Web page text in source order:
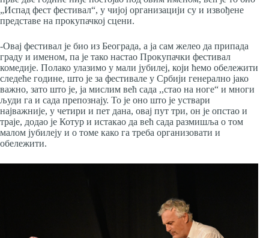
„Испад фест фестивал“, у чијој организацији су и извођене
представе на прокупачкој сцени.
-Овај фестивал је био из Београда, а ја сам желео да припада
граду и именом, па је тако настао Прокупачки фестивал
комедије. Полако улазимо у мали јубилеј, који ћемо обележити
следеће године, што је за фестивале у Србији генерално јако
важно, зато што је, ја мислим већ сада ,,стао на ноге“ и многи
људи га и сада препознају. То је оно што је уствари
најважније, у четири и пет дана, овај пут три, он је опстао и
траје, додао је Котур и истакао да већ сада размишља о том
малом јубилеју и о томе како га треба организовати и
обележити.